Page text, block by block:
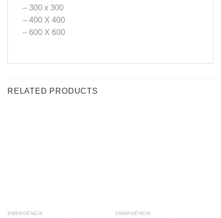
– 300 x 300
– 400 X 400
– 600 X 600
RELATED PRODUCTS
EMERGÊNCIA EMERGÊNCIA